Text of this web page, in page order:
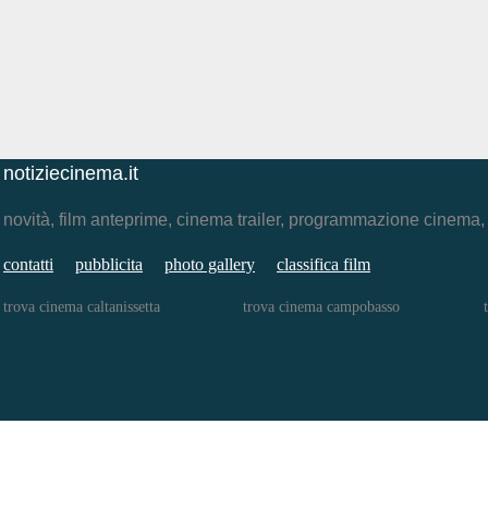
notiziecinema.it
novità, film anteprime, cinema trailer, programmazione
contatti pubblicita photo gallery classifica film
trova cinema caltanissetta trova cinema campobasso